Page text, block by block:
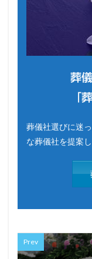
葬
「
葬儀社選びに迷
な葬儀社を提案し
Prev